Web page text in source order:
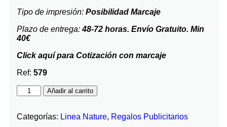
Tipo de impresión: Posibilidad Marcaje
Plazo de entrega:48-72 horas. Envío Gratuito. Min
40€
Click aquí para Cotización con marcaje
Ref: 579
Añadir al carrito
Categorías: Linea Nature, Regalos Publicitarios